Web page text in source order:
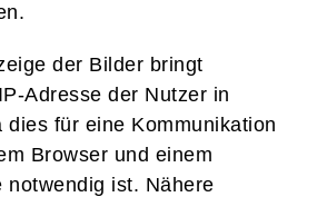
der Bilder bringt
Adresse der Nutzer in
dies für eine Kommunikation
Browser und einem
notwendig ist. Nähere